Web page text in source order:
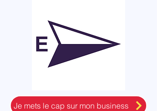
Je mets le cap sur mon business